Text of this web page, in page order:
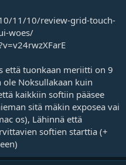
11/10/review-grid-touch-
woes/
että tuonkaan meriitti on 9
ole Noksullakaan kuin
kaikkiin softiin pääsee
sitä mäkin exposea vai
os), Lähinnä että
softien starttia (+